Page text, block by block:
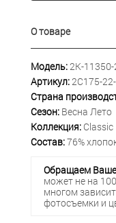
О товаре
Модель:2К-11350-
Артикул:2С175-
Страна
Сезон: Весна Лето
Коллекция: Classic
Состав:76%
Обращаем
может не на
многом
фотосъемки и